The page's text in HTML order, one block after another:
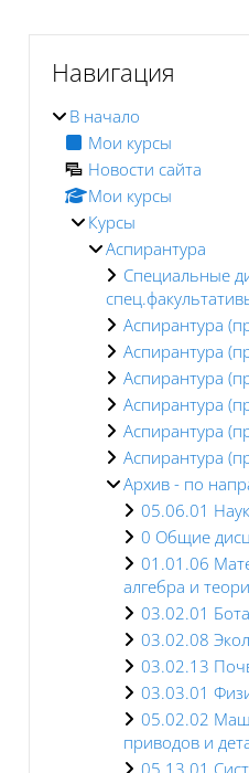
Навигация
В начало
Мои курсы
Новости сайта
Мои курсы
Курсы
Аспирантура
Специальные
Аспирантура
Аспирантура
Аспирантура
Аспирантура
Аспирантура
Аспирантура
Архив - по
05.06.01
0 Общие
01.01.06
алгебра и
03.02.01
03.02.08
03.02.13
03.03.01
05.02.02
приводов и
05.13.01